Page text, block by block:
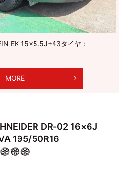
EK 15×5.5J+43タイヤ：
MORE
DR-02 16×6J
195/50R16